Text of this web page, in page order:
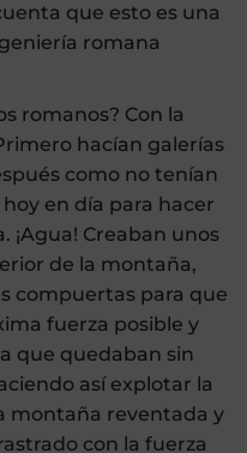
que esto es una
romana
romanos? Con la
hacían galerías
como no tenían
en día para hacer
¡Agua! Creaban unos
de la montaña,
compuertas para que
fuerza posible y
que quedaban sin
así explotar la
montaña reventada y
con la fuerza